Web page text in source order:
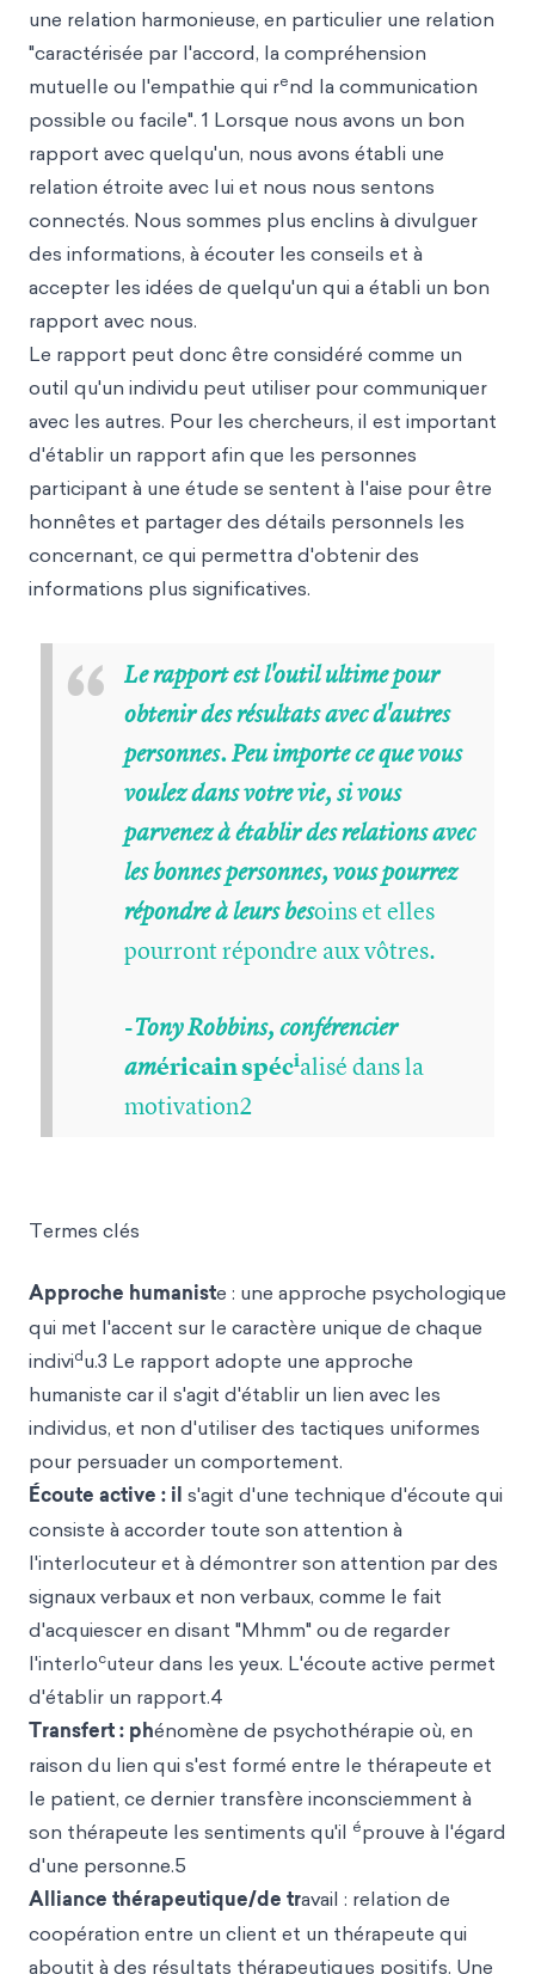
une relation harmonieuse, en particulier une relation
"caractérisée par l'accord, la compréhension
mutuelle ou l'empathie qui rend la communication
possible ou facile". 1 Lorsque nous avons un bon
rapport avec quelqu'un, nous avons établi une
relation étroite avec lui et nous nous sentons
connectés. Nous sommes plus enclins à divulguer
des informations, à écouter les conseils et à
accepter les idées de quelqu'un qui a établi un bon
rapport avec nous.
Le rapport peut donc être considéré comme un
outil qu'un individu peut utiliser pour communiquer
avec les autres. Pour les chercheurs, il est important
d'établir un rapport afin que les personnes
participant à une étude se sentent à l'aise pour être
honnêtes et partager des détails personnels les
concernant, ce qui permettra d'obtenir des
informations plus significatives.
“
Le rapport est l'outil ultime pour
obtenir des résultats avec d'autres
personnes. Peu importe ce que vous
voulez dans votre vie, si vous
parvenez à établir des relations avec
les bonnes personnes, vous pourrez
répondre à leurs besoins et elles
pourront répondre aux vôtres.
-Tony Robbins, conférencier
américain spécialisé dans la
motivation2
Termes clés
Approche humaniste : une approche psychologique
qui met l'accent sur le caractère unique de chaque
individu.3 Le rapport adopte une approche
humaniste car il s'agit d'établir un lien avec les
individus, et non d'utiliser des tactiques uniformes
pour persuader un comportement.
Écoute active : il s'agit d'une technique d'écoute qui
consiste à accorder toute son attention à
l'interlocuteur et à démontrer son attention par des
signaux verbaux et non verbaux, comme le fait
d'acquiescer en disant "Mhmm" ou de regarder
l'interlocuteur dans les yeux. L'écoute active permet
d'établir un rapport.4
Transfert : phénomène de psychothérapie où, en
raison du lien qui s'est formé entre le thérapeute et
le patient, ce dernier transfère inconsciemment à
son thérapeute les sentiments qu'il éprouve à l'égard
d'une personne.5
Alliance thérapeutique/de travail : relation de
coopération entre un client et un thérapeute qui
aboutit à des résultats thérapeutiques positifs. Une